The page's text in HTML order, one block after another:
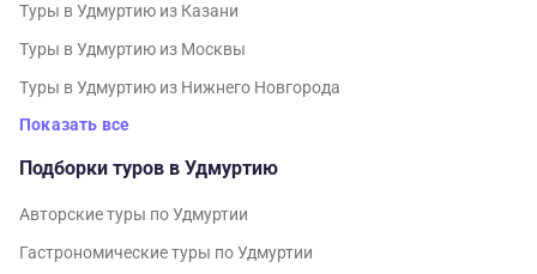
Туры в Удмуртию из Казани
Туры в Удмуртию из Москвы
Туры в Удмуртию из Нижнего Новгорода
Показать все
Подборки туров в Удмуртию
Авторские туры по Удмуртии
Гастрономические туры по Удмуртии